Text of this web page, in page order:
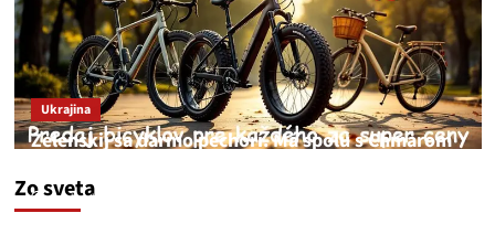
Zo sveta
Ukrajina
Zelenskij sa darmo pechorí. Má spolu s Chmarom
medvedar